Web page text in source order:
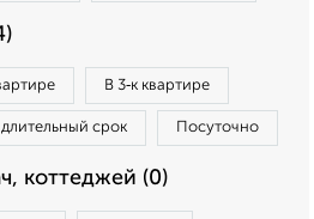
В 3‑к квартире
срок Посуточно
коттеджей (0)